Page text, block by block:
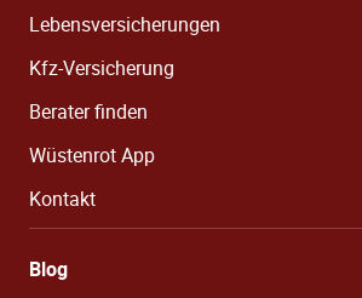
Lebensversicherungen
Kfz-Versicherung
Berater finden
Wüstenrot App
Kontakt
Blog